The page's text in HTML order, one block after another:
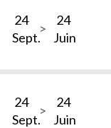
24
Sept.
24
Juin
24
Sept.
24
Juin